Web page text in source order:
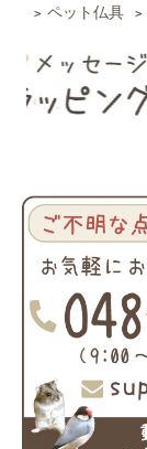
> ペット仏具 >